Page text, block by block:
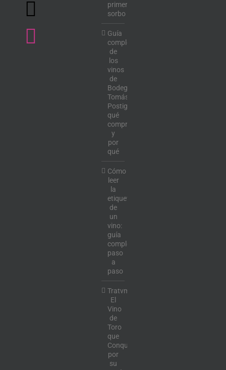
primer
sorbo
Guía
completa
de
los
vinos
de
Bodega
Tomás
Postigo:
qué
comprar
y
por
qué
Cómo
leer
la
etiqueta
de
un
vino:
guía
completa
paso
a
paso
Tratvm:
El
Vino
de
Toro
que
Conquista
por
su